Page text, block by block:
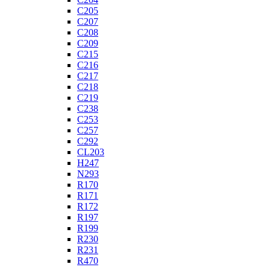
C205
C207
C208
C209
C215
C216
C217
C218
C219
C238
C253
C257
C292
CL203
H247
N293
R170
R171
R172
R197
R199
R230
R231
R470